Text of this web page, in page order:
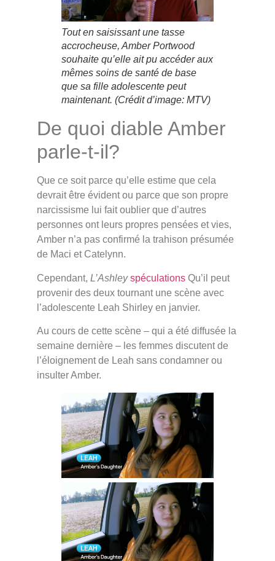
Tout en saisissant une tasse
accrocheuse, Amber Portwood
souhaite qu’elle ait pu accéder aux
mêmes soins de santé de base
que sa fille adolescente peut
maintenant. (Crédit d’image: MTV)
De quoi diable Amber
parle-t-il?
Que ce soit parce qu’elle estime que cela
devrait être évident ou parce que son propre
narcissisme lui fait oublier que d’autres
personnes ont leurs propres pensées et vies,
Amber n’a pas confirmé la trahison présumée
de Maci et Catelynn.
Cependant, L’Ashley spéculations Qu’il peut
provenir des deux tournant une scène avec
l’adolescente Leah Shirley en janvier.
Au cours de cette scène – qui a été diffusée la
semaine dernière – les femmes discutent de
l’éloignement de Leah sans condamner ou
insulter Amber.